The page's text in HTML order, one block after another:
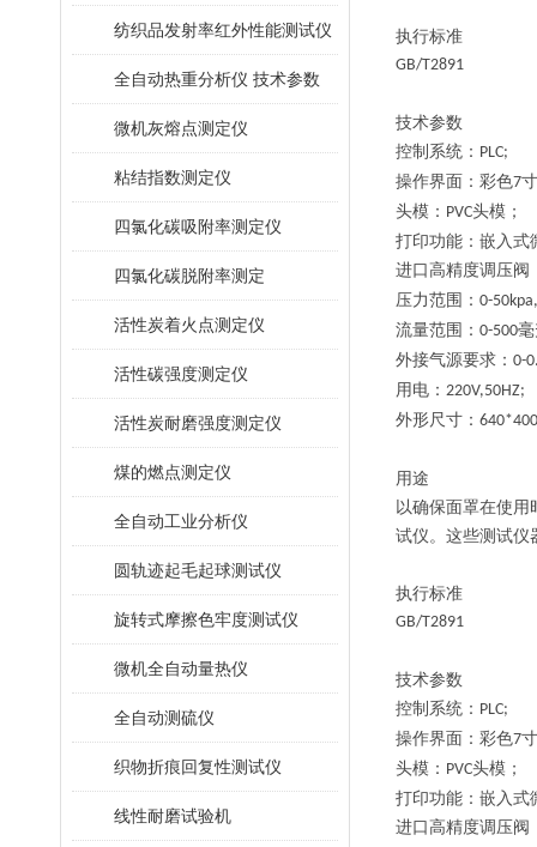
纺织品发射率红外性能测试仪
全自动热重分析仪 技术参数
微机灰熔点测定仪
粘结指数测定仪
四氯化碳吸附率测定仪
四氯化碳脱附率测定
活性炭着火点测定仪
活性碳强度测定仪
活性炭耐磨强度测定仪
煤的燃点测定仪
全自动工业分析仪
圆轨迹起毛起球测试仪
旋转式摩擦色牢度测试仪
微机全自动量热仪
全自动测硫仪
织物折痕回复性测试仪
线性耐磨试验机
执行标准
GB/T2891
技术参数
控制系统： PLC;
操作界面：彩色7
头模： PVC头模；
打印功能：嵌入式
进口高精度调压阀
压力范围： 0-50kpa,
流量范围： 0-500
外接气源要求： 0-
用电： 220V,50HZ;
外形尺寸：
用途
以确保面罩在使
试仪。这些测试仪
执行标准
GB/T2891
技术参数
控制系统： PLC;
操作界面：彩色7
头模： PVC头模；
打印功能：嵌入式
进口高精度调压阀